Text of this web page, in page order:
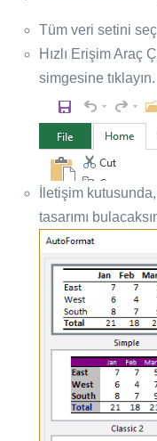
Tüm veri setini
Hızlı Erişim Araç
simgesine tıklayın.
İletişim
tasarımı